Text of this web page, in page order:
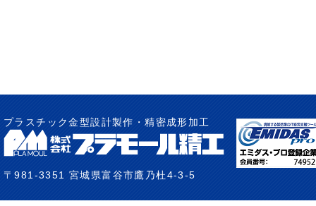
プラスチック金型設計製作・精密成形加工
〒981-3351 宮城県富谷市鷹乃杜4-3-5